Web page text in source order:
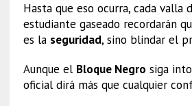
Hasta que eso ocurra, cada valla
estudiante gaseado recordarán
es la seguridad, sino blindar el
Aunque el Bloque Negro siga
oficial dirá más que cualquier